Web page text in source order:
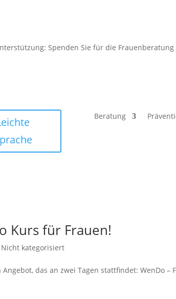
Spenden Sie für die Frauenberatung
Beratung
Kurs für Frauen!
Nicht kategorisiert
das an zwei Tagen stattfindet: WenDo –